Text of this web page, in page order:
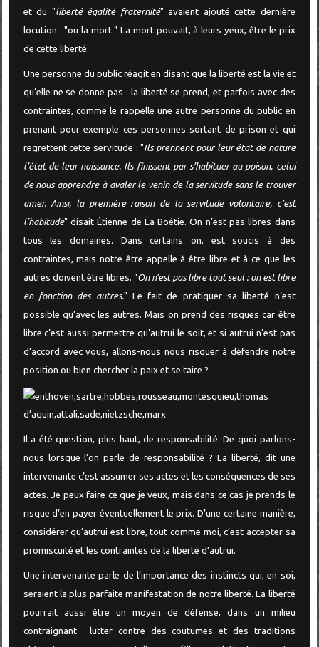
et du "liberté égalité fraternité" avaient ajouté cette dernière
locution : "ou la mort." La mort pouvait, à leurs yeux, être le prix
de cette liberté.
Une personne du public réagit en disant que la liberté est la vie et
qu’elle ne se donne pas : la liberté se prend, et parfois avec des
contraintes, comme le rappelle une autre personne du public en
prenant pour exemple ces personnes sortant de prison et qui
regrettent cette servitude : "Ils prennent pour leur état de nature
l’état de leur naissance. Ils finissent par s’habituer au poison, celui
de nous apprendre à avaler le venin de la servitude sans le trouver
amer. Ainsi, la première raison de la servitude volontaire, c’est
l’habitude" disait Étienne de La Boétie. On n’est pas libres dans
tous les domaines. Dans certains on, est soucis à des
contraintes, mais notre être appelle à être libre et à ce que les
autres doivent être libres. "On n’est pas libre tout seul : on est libre
en fonction des autres." Le fait de pratiquer sa liberté n’est
possible qu’avec les autres. Mais on prend des risques car être
libre c’est aussi permettre qu’autrui le soit, et si autrui n’est pas
d’accord avec vous, allons-nous nous risquer à défendre notre
position ou bien chercher la paix et se taire ?
Il a été question, plus haut, de responsabilité. De quoi parlons-
nous lorsque l’on parle de responsabilité ? La liberté, dit une
intervenante c’est assumer ses actes et les conséquences de ses
actes. Je peux faire ce que je veux, mais dans ce cas je prends le
risque d’en payer éventuellement le prix. D’une certaine manière,
considérer qu’autrui est libre, tout comme moi, c’est accepter sa
promiscuité et les contraintes de la liberté d’autrui.
Une intervenante parle de l’importance des instincts qui, en soi,
seraient la plus parfaite manifestation de notre liberté. La liberté
pourrait aussi être un moyen de défense, dans un milieu
contraignant : lutter contre des coutumes et des traditions